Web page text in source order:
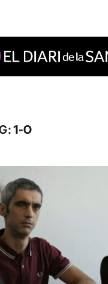
1-O